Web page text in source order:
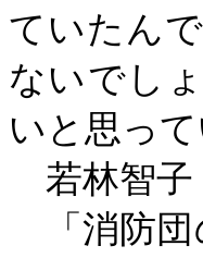
ていたん
ないでし
いと思って
若林智子
「消防団